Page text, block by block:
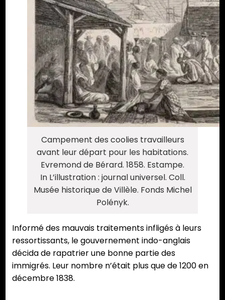
Campement des coolies travailleurs
avant leur départ pour les habitations.
Evremond de Bérard. 1858. Estampe.
In L’illustration : journal universel. Coll.
Musée historique de Villèle. Fonds Michel
Polényk.
Informé des mauvais traitements infligés à leurs
ressortissants, le gouvernement indo-anglais
décida de rapatrier une bonne partie des
immigrés. Leur nombre n’était plus que de 1200 en
décembre 1838.